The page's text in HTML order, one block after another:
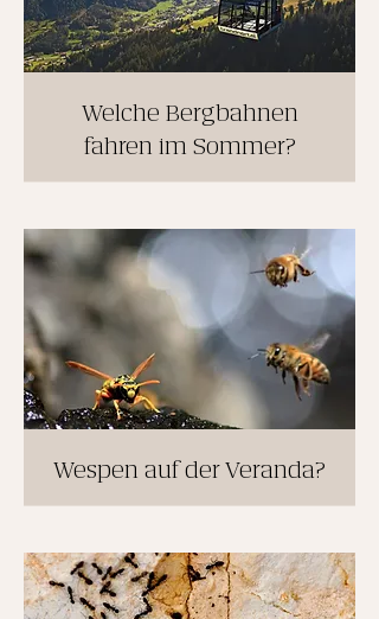
Welche Bergbahnen
fahren im Sommer?
Wespen auf der Veranda?